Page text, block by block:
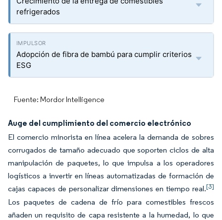
refrigerados
Adopción de fibra de bambú para cumplir criterios
ESG
Fuente: Mordor Intelligence
Auge del cumplimiento del comercio electrónico
El comercio minorista en línea acelera la demanda de sobres
corrugados de tamaño adecuado que soporten ciclos de alta
manipulación de paquetes, lo que impulsa a los operadores
logísticos a invertir en líneas automatizadas de formación de
cajas capaces de personalizar dimensiones en tiempo real.[3]
Los paquetes de cadena de frío para comestibles frescos
añaden un requisito de capa resistente a la humedad, lo que